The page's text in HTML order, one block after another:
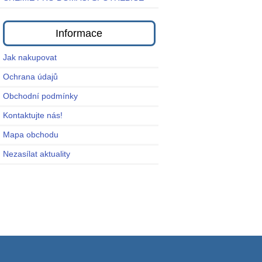
Informace
Jak nakupovat
Ochrana údajů
Obchodní podmínky
Kontaktujte nás!
Mapa obchodu
Nezasílat aktuality